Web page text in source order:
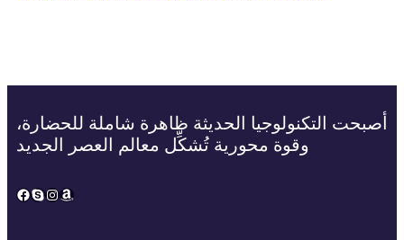
أصبحت التكنولوجيا الحديثة ظاهرة شاملة للحضارة،
وقوة محورية تُشكِّل معالم العصر الجديد
Facebook
Skype
Instagram
Amazon